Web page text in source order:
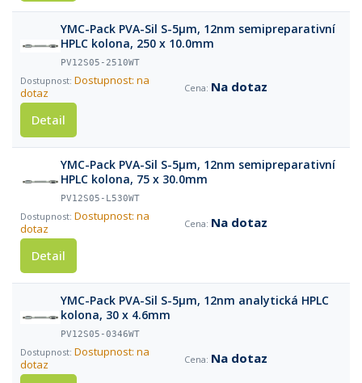
YMC-Pack PVA-Sil S-5µm, 12nm semipreparativní
HPLC kolona, 250 x 10.0mm
PV12S05-2510WT
Dostupnost: na
dotaz
Na dotaz
Detail
YMC-Pack PVA-Sil S-5µm, 12nm semipreparativní
HPLC kolona, 75 x 30.0mm
PV12S05-L530WT
Dostupnost: na
dotaz
Na dotaz
Detail
YMC-Pack PVA-Sil S-5µm, 12nm analytická HPLC
kolona, 30 x 4.6mm
PV12S05-0346WT
Dostupnost: na
dotaz
Na dotaz